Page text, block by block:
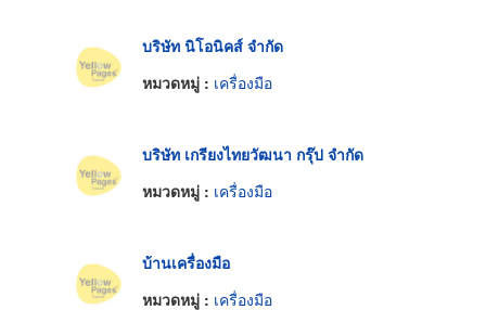
บริษัท นิโอนิคส์ จำกัด
หมวดหมู่ : เครื่องมือ
บริษัท เกรียงไทยวัฒนา กรุ๊ป จำกัด
หมวดหมู่ : เครื่องมือ
บ้านเครื่องมือ
หมวดหมู่ : เครื่องมือ